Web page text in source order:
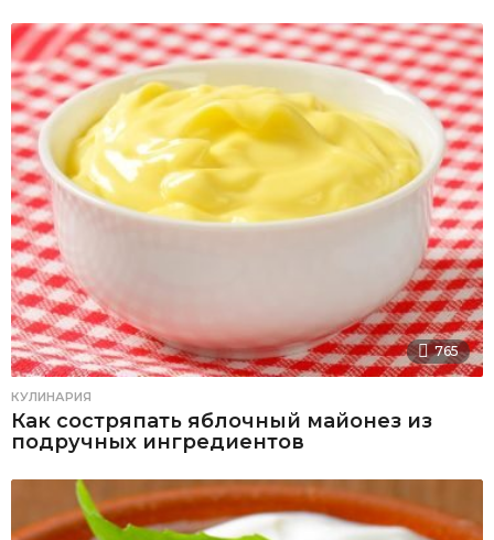
765
КУЛИНАРИЯ
Как состряпать яблочный майонез из
подручных ингредиентов